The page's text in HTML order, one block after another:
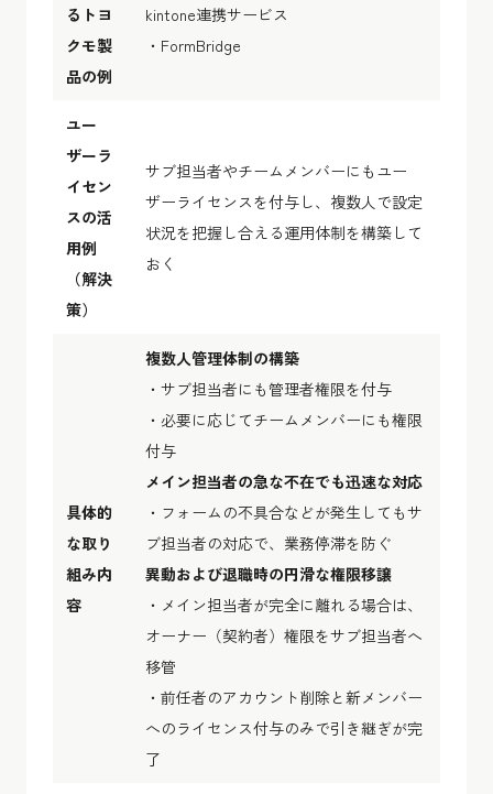
るトヨ
クモ製
品の例
kintone連携サービス
・FormBridge
ユー
ザーラ
イセン
スの活
用例
（解決
策）
サブ担当者やチームメンバーにもユー
ザーライセンスを付与し、複数人で設定
状況を把握し合える運用体制を構築して
おく
具体的
な取り
組み内
容
複数人管理体制の構築
・サブ担当者にも管理者権限を付与
・必要に応じてチームメンバーにも権限
付与
メイン担当者の急な不在でも迅速な対応
・フォームの不具合などが発生してもサ
ブ担当者の対応で、業務停滞を防ぐ
異動および退職時の円滑な権限移譲
・メイン担当者が完全に離れる場合は、
オーナー（契約者）権限をサブ担当者へ
移管
・前任者のアカウント削除と新メンバー
へのライセンス付与のみで引き継ぎが完
了